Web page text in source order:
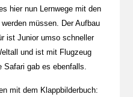
hier nun Lernwege mit den
müssen. Der Aufbau
ist Junior umso schneller
und ist mit Flugzeug
Safari gab es ebenfalls.
mit dem Klappbilderbuch: